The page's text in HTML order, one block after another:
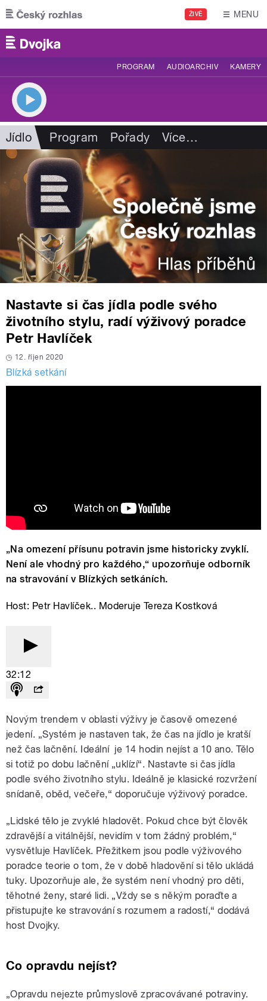
Přejít k hlavnímu obsahu
ŽIVĚ MENU
PROGRAM AUDIOARCHIV KAMERY
Jídlo Program Pořady Více…
Nastavte si čas jídla podle svého
životního stylu, radí výživový poradce
Petr Havlíček
12. říjen 2020
Blízká setkání
„Na omezení přísunu potravin jsme historicky zvyklí.
Není ale vhodný pro každého,“ upozorňuje odborník
na stravování v Blízkých setkáních.
Host: Petr Havlíček.. Moderuje Tereza Kostková
32:12
Novým trendem v oblasti výživy je časově omezené
jedení. „Systém je nastaven tak, že čas na jídlo je kratší
než čas lačnění. Ideální je 14 hodin nejíst a 10 ano. Tělo
si totiž po dobu lačnění „uklízí“. Nastavte si čas jídla
podle svého životního stylu. Ideálně je klasické rozvržení
snídaně, oběd, večeře,“ doporučuje výživový poradce.
„Lidské tělo je zvyklé hladovět. Pokud chce být člověk
zdravější a vitálnější, nevidím v tom žádný problém,“
vysvětluje Havlíček. Přežitkem jsou podle výživového
poradce teorie o tom, že v době hladovění si tělo ukládá
tuky. Upozorňuje ale, že systém není vhodný pro děti,
těhotné ženy, staré lidi. „Vždy se s někým poraďte a
přistupujte ke stravování s rozumem a radostí,“ dodává
host Dvojky.
Co opravdu nejíst?
„Opravdu nejezte průmyslově zpracovávané potraviny.